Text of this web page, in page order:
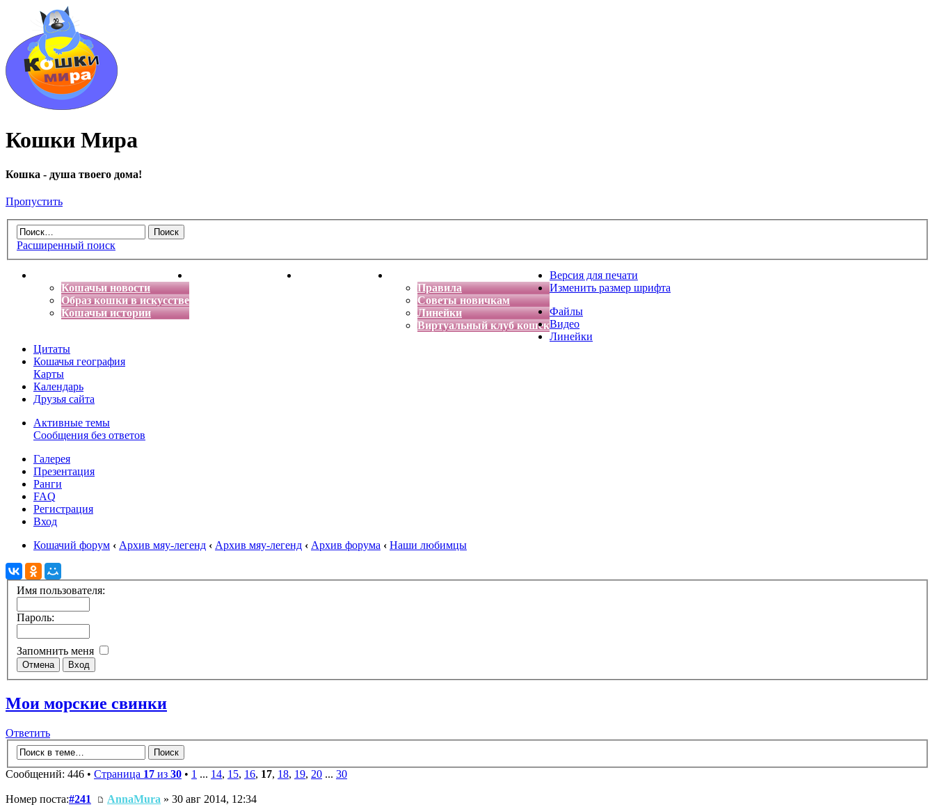
Кошки Мира
Кошка - душа твоего дома!
Пропустить
Расширенный поиск
Кошачьи новости
Образ кошки в искусстве
Кошачьи истории
Энциклопедия кошек Детская фантазия
Правила
Советы новичкам
Линейки
Виртуальный клуб кошек
Версия для печати
Изменить размер шрифта
Файлы
Видео
Линейки
Цитаты
Кошачья география
Карты
Календарь
Друзья сайта
Активные темы
Сообщения без ответов
Галерея
Презентация
Ранги
FAQ
Регистрация
Вход
Кошачий форум ‹ Архив мяу-легенд ‹ Архив мяу-легенд ‹ Архив форума ‹ Наши любимцы
Имя пользователя:
Пароль:
Запомнить меня
Мои морские свинки
Ответить
Сообщений: 446 • Страница 17 из 30 • 1 ... 14, 15, 16, 17, 18, 19, 20 ... 30
Номер поста:#241 AnnaMura » 30 авг 2014, 12:34